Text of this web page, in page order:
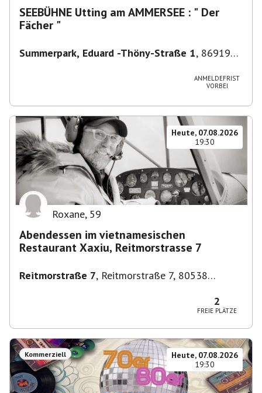
SEEBÜHNE Utting am AMMERSEE : " Der
Fächer "
Summerpark, Eduard -Thöny-Straße 1, 86919
ANMELDEFRIST
VORBEI
Heute, 07.08.2026
19:30
Roxane, 59
Abendessen im vietnamesischen
Restaurant Xaxiu, Reitmorstrasse 7
Reitmorstraße 7, Reitmorstraße 7, 80538
2
FREIE PLÄTZE
Kommerziell
Heute, 07.08.2026
19:30